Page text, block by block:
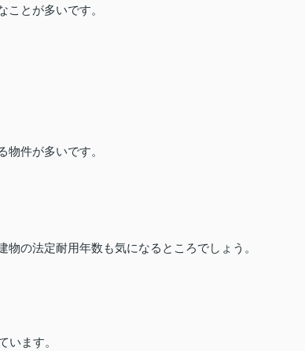
ことが多いです。
物件が多いです。
の法定耐用年数も気になるところでしょう。
います。